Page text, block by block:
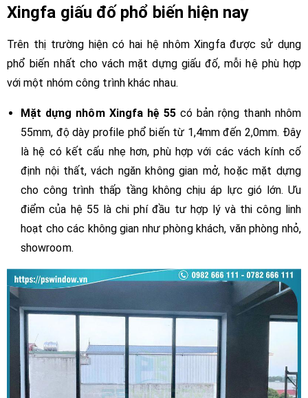
Xingfa giấu đố phổ biến hiện nay
Trên thị trường hiện có hai hệ nhôm Xingfa được sử dụng
phổ biến nhất cho vách mặt dựng giấu đố, mỗi hệ phù hợp
với một nhóm công trình khác nhau.
Mặt dựng nhôm Xingfa hệ 55 có bản rộng thanh nhôm
55mm, độ dày profile phổ biến từ 1,4mm đến 2,0mm. Đây
là hệ có kết cấu nhẹ hơn, phù hợp với các vách kính cố
định nội thất, vách ngăn không gian mở, hoặc mặt dựng
cho công trình thấp tầng không chịu áp lực gió lớn. Ưu
điểm của hệ 55 là chi phí đầu tư hợp lý và thi công linh
hoạt cho các không gian như phòng khách, văn phòng nhỏ,
showroom.